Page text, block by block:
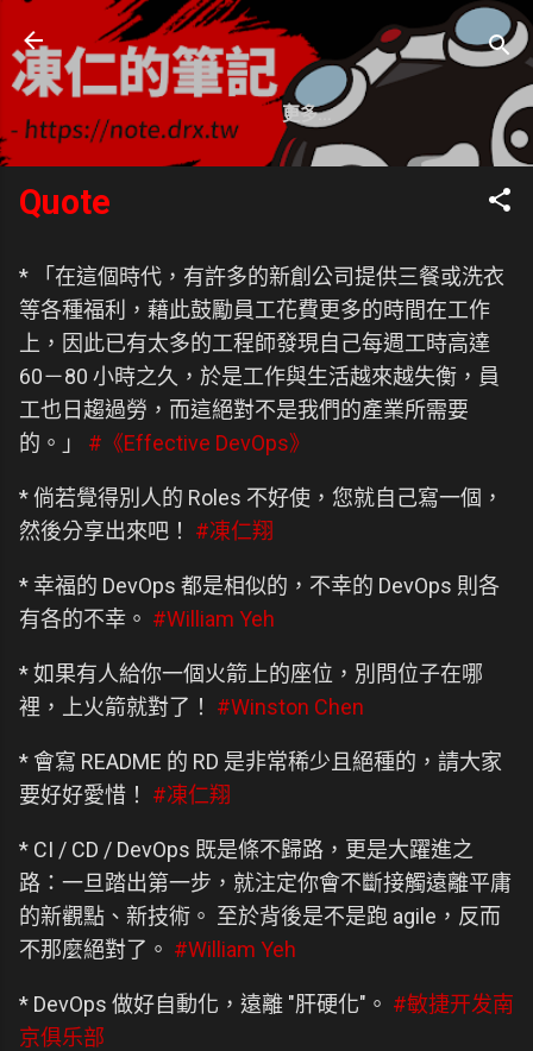
跳到主要內容
凍仁的筆記
- https://note.drx.tw
網頁
更多…
Quote
* 「在這個時代，有許多的新創公司提供三餐或洗衣
等各種福利，藉此鼓勵員工花費更多的時間在工作
上，因此已有太多的工程師發現自己每週工時高達
60－80 小時之久，於是工作與生活越來越失衡，員
工也日趨過勞，而這絕對不是我們的產業所需要
的。」 #《Effective DevOps》
* 倘若覺得別人的 Roles 不好使，您就自己寫一個，
然後分享出來吧！ #凍仁翔
* 幸福的 DevOps 都是相似的，不幸的 DevOps 則各
有各的不幸。 #William Yeh
* 如果有人給你一個火箭上的座位，別問位子在哪
裡，上火箭就對了！ #Winston Chen
* 會寫 README 的 RD 是非常稀少且絕種的，請大家
要好好愛惜！ #凍仁翔
* CI / CD / DevOps 既是條不歸路，更是大躍進之
路：一旦踏出第一步，就注定你會不斷接觸遠離平庸
的新觀點、新技術。 至於背後是不是跑 agile，反而
不那麼絕對了。 #William Yeh
* DevOps 做好自動化，遠離 "肝硬化"。 #敏捷开发南
京俱乐部